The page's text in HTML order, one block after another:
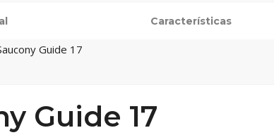
Características
Guide 17
Guide 17